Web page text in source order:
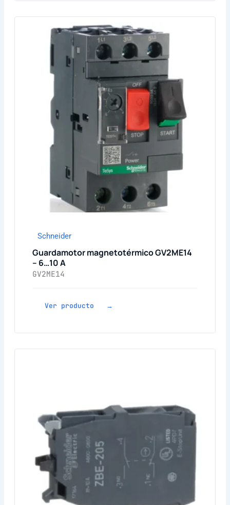
Schneider
Guardamotor magnetotérmico GV2ME14
– 6…10 A
GV2ME14
Ver producto →